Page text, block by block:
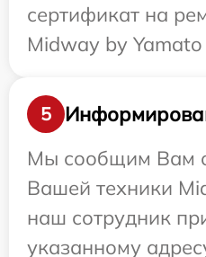
сертификат на
Midway by
5
Мы сообщим Вам
Вашей техники
наш сотрудник
указанному